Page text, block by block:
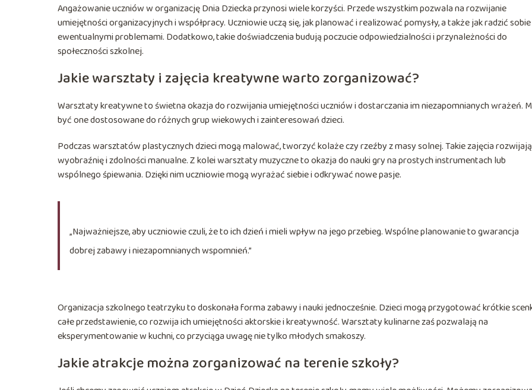
Angażowanie uczniów w organizację Dnia Dziecka przynosi wiele korzyści. Przede wszystkim pozwala na rozwijanie
umiejętności organizacyjnych i współpracy. Uczniowie uczą się, jak planować i realizować pomysły, a także jak radzić
ewentualnymi problemami. Dodatkowo, takie doświadczenia budują poczucie odpowiedzialności i przynależności do
społeczności szkolnej.
Jakie warsztaty i zajęcia kreatywne warto zorganizować?
Warsztaty kreatywne to świetna okazja do rozwijania umiejętności uczniów i dostarczania im niezapomnianych wrażeń.
być one dostosowane do różnych grup wiekowych i zainteresowań dzieci.
Podczas warsztatów plastycznych dzieci mogą malować, tworzyć kolaże czy rzeźby z masy solnej. Takie zajęcia rozwijają
wyobraźnię i zdolności manualne. Z kolei warsztaty muzyczne to okazja do nauki gry na prostych instrumentach lub
wspólnego śpiewania. Dzięki nim uczniowie mogą wyrażać siebie i odkrywać nowe pasje.
„Najważniejsze, aby uczniowie czuli, że to ich dzień i mieli wpływ na jego przebieg. Wspólne planowanie to gwarancja
dobrej zabawy i niezapomnianych wspomnień.”
Organizacja szkolnego teatrzyku to doskonała forma zabawy i nauki jednocześnie. Dzieci mogą przygotować krótkie
całe przedstawienie, co rozwija ich umiejętności aktorskie i kreatywność. Warsztaty kulinarne zaś pozwalają na
eksperymentowanie w kuchni, co przyciąga uwagę nie tylko młodych smakoszy.
Jakie atrakcje można zorganizować na terenie szkoły?